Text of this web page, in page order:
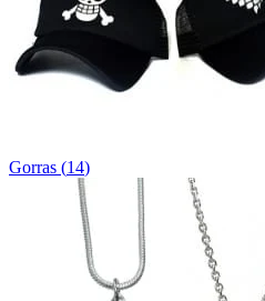
Gorras (14)